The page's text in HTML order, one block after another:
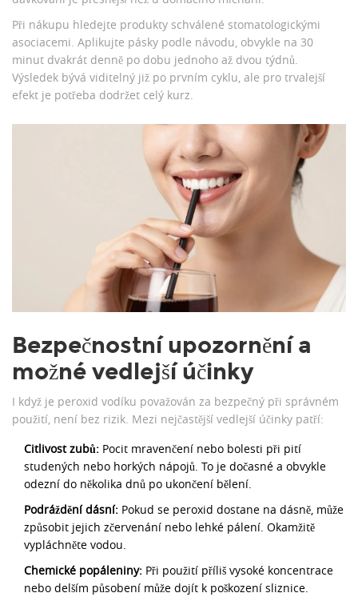
Při nákupu hledejte produkty schválené stomatologickými
asociacemi. Aplikujte pásky podle návodu, obvykle na 30
minut dvakrát denně po dobu jednoho až dvou týdnů.
Výsledek bývá viditelný již po prvním cyklu, ale pro trvalejší
efekt je potřeba dodržet celý kurz.
Bezpečnostní upozornění a
možné vedlejší účinky
I když je peroxid vodíku považován za bezpečný při správném
použití, není bez rizik. Mezi nejčastější vedlejší účinky patří:
Citlivost zubů: Pocit mravenčení nebo bolesti při pití
studených nebo horkých nápojů. To je dočasné a obvykle
odezní do několika dnů po ukončení bělení.
Podráždění dásní: Pokud se peroxid dostane na dásně, může
způsobit jejich zčervenání nebo lehké pálení. Okamžitě
vypláchněte vodou.
Chemické popáleniny: Při použití příliš vysoké koncentrace
nebo delším působení může dojít k poškození sliznice.